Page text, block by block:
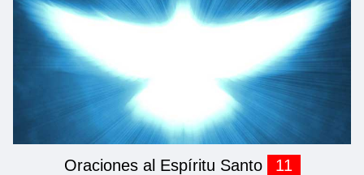
Oraciones al Espíritu Santo 11